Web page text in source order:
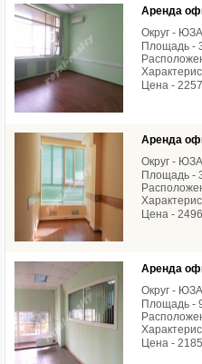
Аренда
Округ -
Площадь -
Цена -
Аренда
Округ -
Площадь -
Цена -
Аренда
Округ -
Площадь -
Цена -